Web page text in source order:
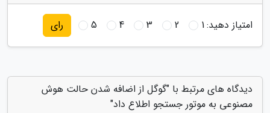
امتیاز دهید:1
2
3
4
5 رای
دیدگاه های مرتبط با "گوگل از اضافه شدن حالت هوش
مصنوعی به موتور جستجو اطلاع داد"